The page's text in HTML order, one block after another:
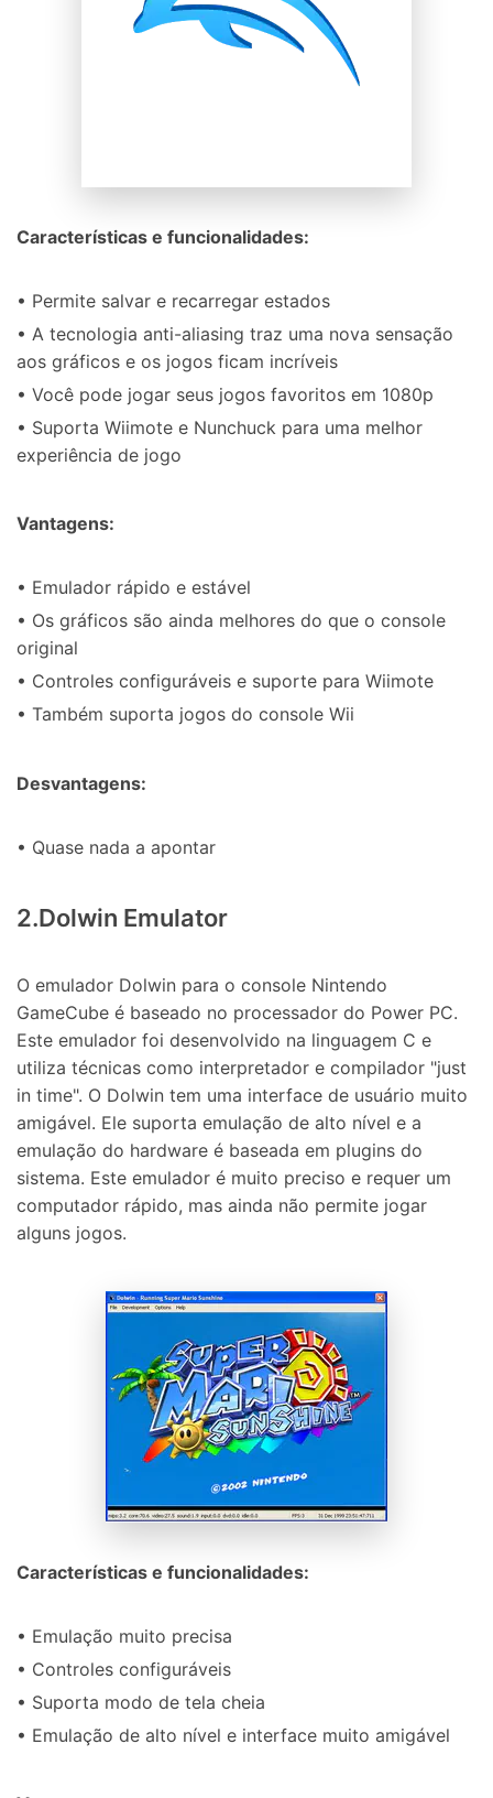
Características e funcionalidades:
• Permite salvar e recarregar estados
• A tecnologia anti-aliasing traz uma nova sensação
aos gráficos e os jogos ficam incríveis
• Você pode jogar seus jogos favoritos em 1080p
• Suporta Wiimote e Nunchuck para uma melhor
experiência de jogo
Vantagens:
• Emulador rápido e estável
• Os gráficos são ainda melhores do que o console
original
• Controles configuráveis ​​e suporte para Wiimote
• Também suporta jogos do console Wii
Desvantagens:
• Quase nada a apontar
2.Dolwin Emulator
O emulador Dolwin para o console Nintendo
GameCube é baseado no processador do Power PC.
Este emulador foi desenvolvido na linguagem C e
utiliza técnicas como interpretador e compilador "just
in time". O Dolwin tem uma interface de usuário muito
amigável. Ele suporta emulação de alto nível e a
emulação do hardware é baseada em plugins do
sistema. Este emulador é muito preciso e requer um
computador rápido, mas ainda não permite jogar
alguns jogos.
Características e funcionalidades:
• Emulação muito precisa
• Controles configuráveis
• Suporta modo de tela cheia
• Emulação de alto nível e interface muito amigável